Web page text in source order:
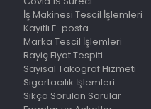
İş Makinesi Tescil İşlemleri
Kayıtlı E-posta
Marka Tescil İşlemleri
Rayiç Fiyat Tespiti
Sayısal Takograf Hizmeti
Sigortacılık İşlemleri
Sıkça Sorulan Sorular